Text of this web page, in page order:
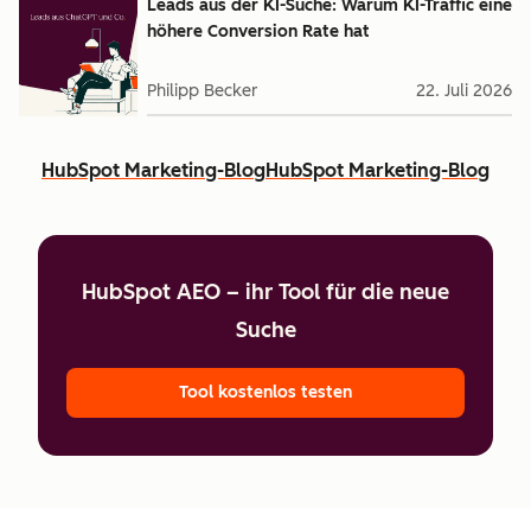
Leads aus der KI-Suche: Warum KI-Traffic eine
höhere Conversion Rate hat
Philipp Becker 22. Juli 2026
HubSpot Marketing-BlogHubSpot Marketing-Blog
HubSpot AEO – ihr Tool für die neue
Suche
Tool kostenlos testen